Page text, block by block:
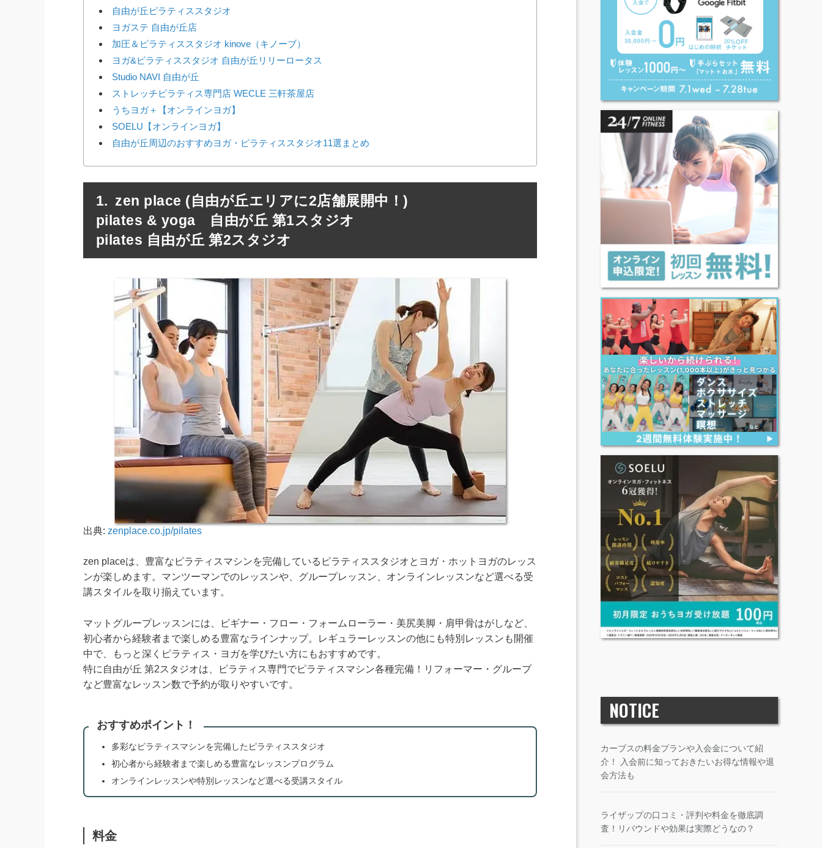
自由が丘ピラティススタジオ
ヨガステ 自由が丘店
加圧＆ピラティススタジオ kinove（キノーブ）
ヨガ&ピラティススタジオ 自由が丘リリーロータス
Studio NAVI 自由が丘
ストレッチピラティス専門店 WECLE 三軒茶屋店
うちヨガ＋【オンラインヨガ】
SOELU【オンラインヨガ】
自由が丘周辺のおすすめヨガ・ピラティススタジオ11選まとめ
zen place (自由が丘エリアに2店舗展開中！)
pilates & yoga 自由が丘 第1スタジオ
pilates 自由が丘 第2スタジオ
出典: zenplace.co.jp/pilates
zen placeは、豊富なピラティスマシンを完備しているピラティススタジオとヨガ・ホットヨガのレッス
ンが楽しめます。マンツーマンでのレッスンや、グループレッスン、オンラインレッスンなど選べる受
講スタイルを取り揃えています。
マットグループレッスンには、ビギナー・フロー・フォームローラー・美尻美脚・肩甲骨はがしなど、
初心者から経験者まで楽しめる豊富なラインナップ。レギュラーレッスンの他にも特別レッスンも開催
中で、もっと深くピラティス・ヨガを学びたい方にもおすすめです。
特に自由が丘 第2スタジオは、ピラティス専門でピラティスマシン各種完備！リフォーマー・グループ
など豊富なレッスン数で予約が取りやすいです。
おすすめポイント！
多彩なピラティスマシンを完備したピラティススタジオ
初心者から経験者まで楽しめる豊富なレッスンプログラム
オンラインレッスンや特別レッスンなど選べる受講スタイル
料金
NOTICE
カーブスの料金プランや入会金について紹
介！ 入会前に知っておきたいお得な情報や退
会方法も
ライザップの口コミ・評判や料金を徹底調
査！リバウンドや効果は実際どうなの？